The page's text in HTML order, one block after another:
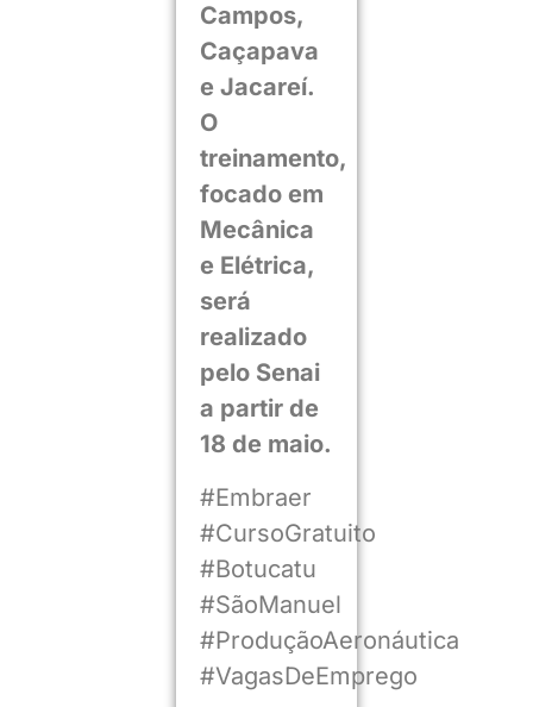
Campos,
Caçapava
e Jacareí.
O
treinamento,
focado em
Mecânica
e Elétrica,
será
realizado
pelo Senai
a partir de
18 de maio.
#Embraer
#CursoGratuito
#Botucatu
#SãoManuel
#ProduçãoAeronáutica
#VagasDeEmprego